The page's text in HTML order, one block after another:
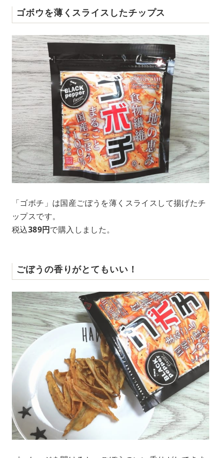
ゴボウを薄くスライスしたチップス
「ゴボチ」は国産ごぼうを薄くスライスして揚げたチ
ップスです。
税込389円で購入しました。
ごぼうの香りがとてもいい！